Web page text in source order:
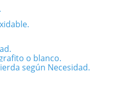
o blanco.
según Necesidad.